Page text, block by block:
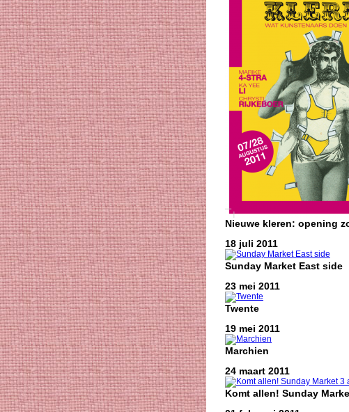
Nieuwe kleren: opening
18 juli 2011
Sunday Market East side
23 mei 2011
Twente
19 mei 2011
Marchien
24 maart 2011
Komt allen! Sunday